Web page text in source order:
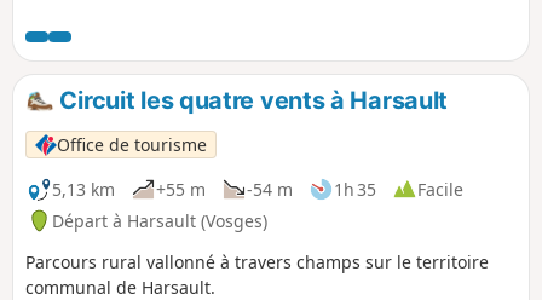
tout au long du parcours.
Circuit les quatre vents à Harsault
Office de tourisme
5,13 km
+55 m -54 m 1h 35
Facile
Départ à Harsault (Vosges)
Parcours rural vallonné à travers champs sur le territoire
communal de Harsault.